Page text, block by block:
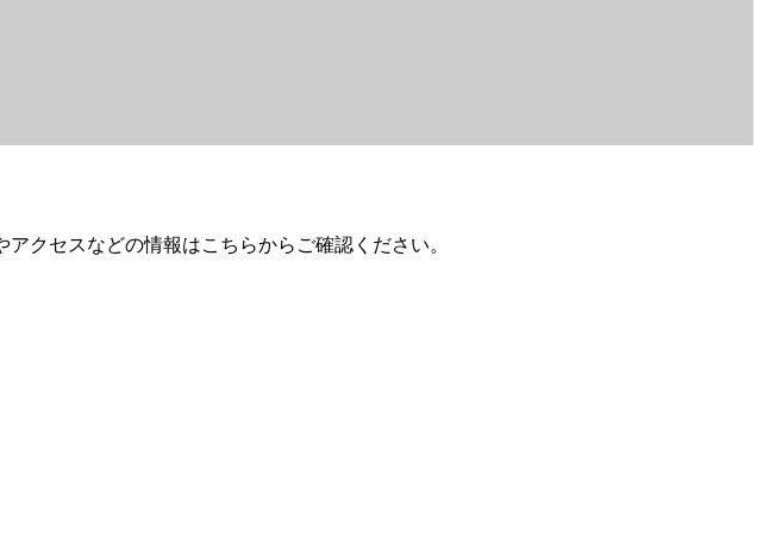
クセスなどの情報はこちらからご確認ください。